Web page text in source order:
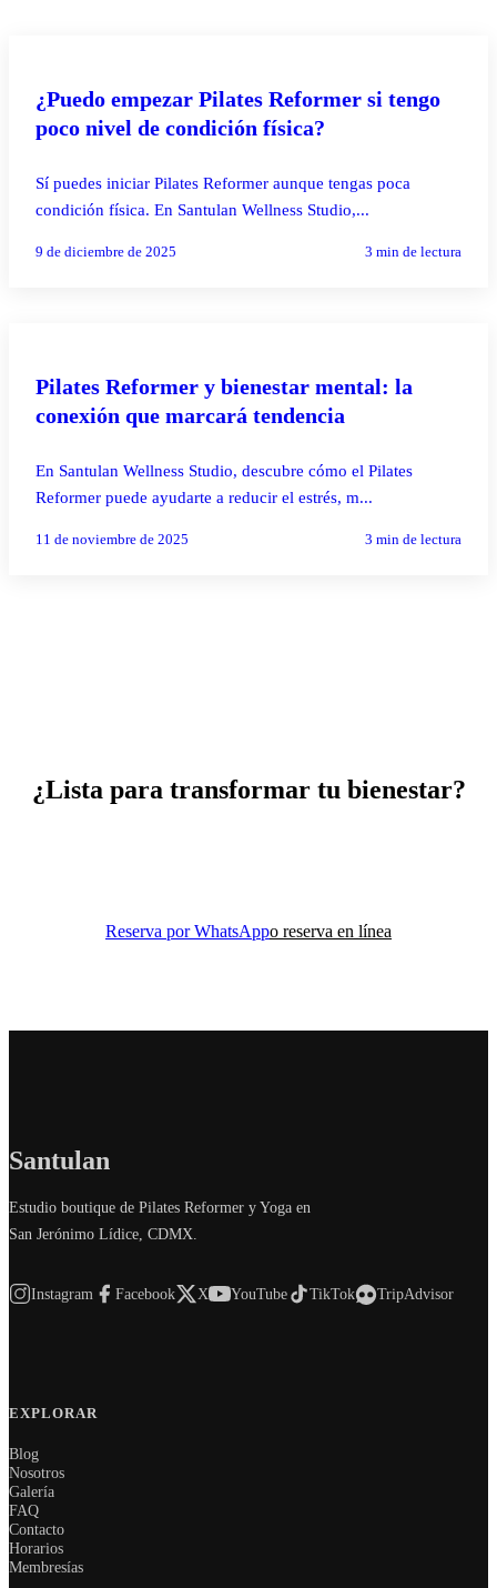
¿Puedo empezar Pilates Reformer si tengo
poco nivel de condición física?
Sí puedes iniciar Pilates Reformer aunque tengas poca
condición física. En Santulan Wellness Studio,...
9 de diciembre de 2025 3 min de lectura
Pilates Reformer y bienestar mental: la
conexión que marcará tendencia
En Santulan Wellness Studio, descubre cómo el Pilates
Reformer puede ayudarte a reducir el estrés, m...
11 de noviembre de 2025 3 min de lectura
¿Lista para transformar tu bienestar?
Reserva por WhatsAppo reserva en línea
Santulan
Estudio boutique de Pilates Reformer y Yoga en
San Jerónimo Lídice, CDMX.
Instagram Facebook X YouTube TikTok TripAdvisor
EXPLORAR
Blog
Nosotros
Galería
FAQ
Contacto
Horarios
Membresías